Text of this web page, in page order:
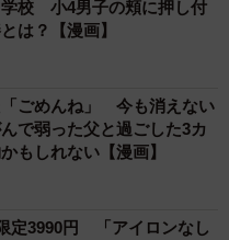
学校 小4男子の頬に押し付
は？【漫画】
「ごめんね」 今も消えない
で弱った父と過ごした3カ
もしれない【漫画】
定3990円 「アイロンなし